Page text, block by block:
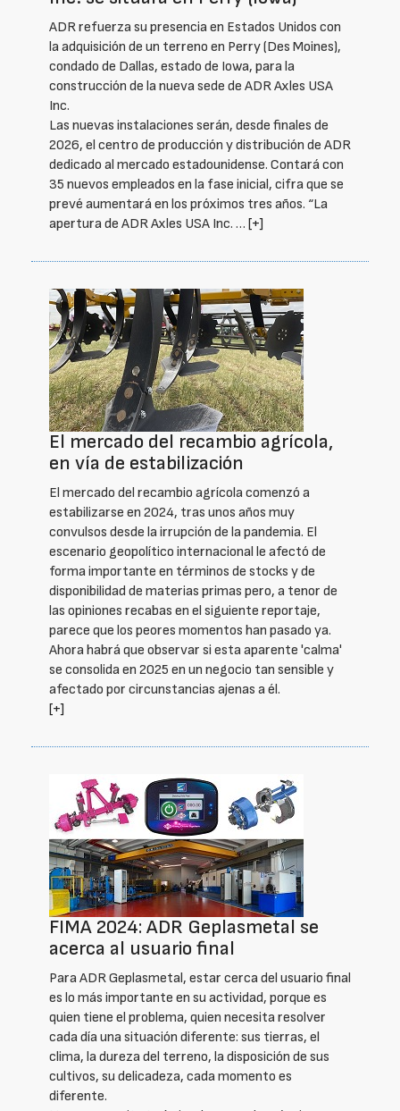
ADR refuerza su presencia en Estados Unidos con
la adquisición de un terreno en Perry (Des Moines),
condado de Dallas, estado de Iowa, para la
construcción de la nueva sede de ADR Axles USA
Inc.
Las nuevas instalaciones serán, desde finales de
2026, el centro de producción y distribución de ADR
dedicado al mercado estadounidense. Contará con
35 nuevos empleados en la fase inicial, cifra que se
prevé aumentará en los próximos tres años. “La
apertura de ADR Axles USA Inc. … [+]
El mercado del recambio agrícola,
en vía de estabilización
El mercado del recambio agrícola comenzó a
estabilizarse en 2024, tras unos años muy
convulsos desde la irrupción de la pandemia. El
escenario geopolítico internacional le afectó de
forma importante en términos de stocks y de
disponibilidad de materias primas pero, a tenor de
las opiniones recabas en el siguiente reportaje,
parece que los peores momentos han pasado ya.
Ahora habrá que observar si esta aparente 'calma'
se consolida en 2025 en un negocio tan sensible y
afectado por circunstancias ajenas a él.
[+]
FIMA 2024: ADR Geplasmetal se
acerca al usuario final
Para ADR Geplasmetal, estar cerca del usuario final
es lo más importante en su actividad, porque es
quien tiene el problema, quien necesita resolver
cada día una situación diferente: sus tierras, el
clima, la dureza del terreno, la disposición de sus
cultivos, su delicadeza, cada momento es
diferente.